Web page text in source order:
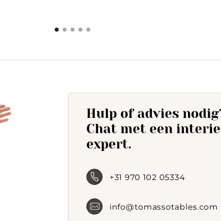
Hulp of advies
Chat met een
expert.
+31 970 102 05334
info@tomassotables.com